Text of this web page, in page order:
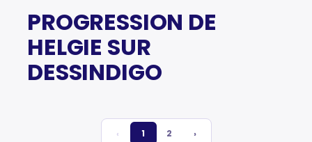
PROGRESSION DE
HELGIE SUR
DESSINDIGO
‹ 1 2 ›